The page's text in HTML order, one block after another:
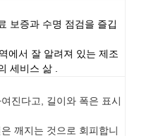
보증과 수명 점검을 즐깁
에서 잘 알려져 있는 제조
세비스 삶 .
진다고, 길이와 폭은 표시
깨지는 것으로 회피합니